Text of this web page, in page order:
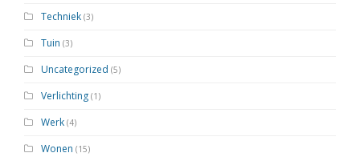
Techniek (3)
Tuin (3)
Uncategorized (5)
Verlichting (1)
Werk (4)
Wonen (15)